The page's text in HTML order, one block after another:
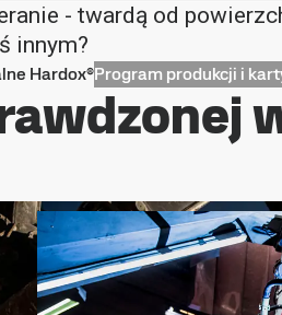
- twardą od
innym?
Hardox®Program produkcji i